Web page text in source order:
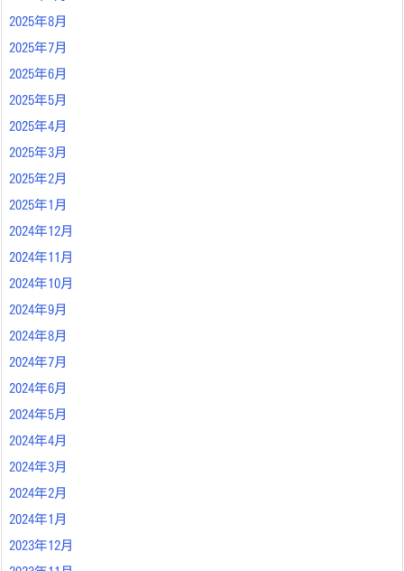
2025年8月
2025年7月
2025年6月
2025年5月
2025年4月
2025年3月
2025年2月
2025年1月
2024年12月
2024年11月
2024年10月
2024年9月
2024年8月
2024年7月
2024年6月
2024年5月
2024年4月
2024年3月
2024年2月
2024年1月
2023年12月